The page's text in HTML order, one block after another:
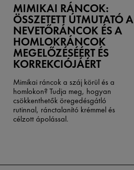
MIMIKAI RÁNCOK:
ÖSSZETETT ÚTMUTATÓ A
NEVETŐRÁNCOK ÉS A
HOMLOKRÁNCOK
MEGELŐZÉSÉÉRT ÉS
KORREKCIÓJÁÉRT
Mimikai ráncok a száj körül és a
homlokon? Tudja meg, hogyan
csökkenthetők öregedésgátló
rutinnal, ránctalanító krémmel és
célzott ápolással.